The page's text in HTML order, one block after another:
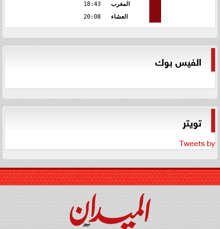
المغرب
18:43
العشاء
20:08
الفيس بوك
تويتر
Tweets by